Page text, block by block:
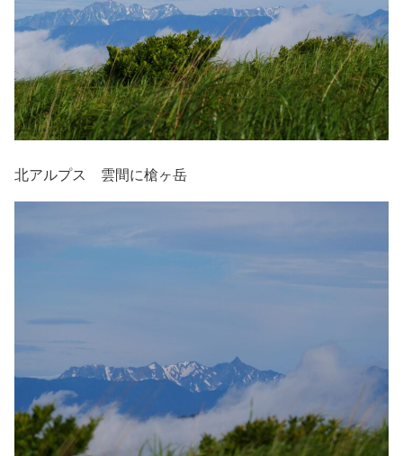
北アルプス 雲間に槍ヶ岳